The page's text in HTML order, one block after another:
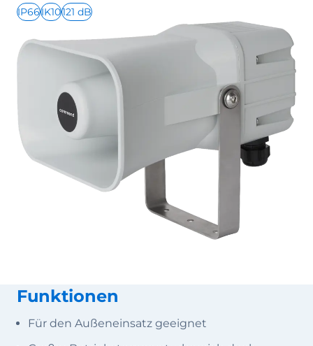
IP66IK10121 dB
Funktionen
Für den Außeneinsatz geeignet